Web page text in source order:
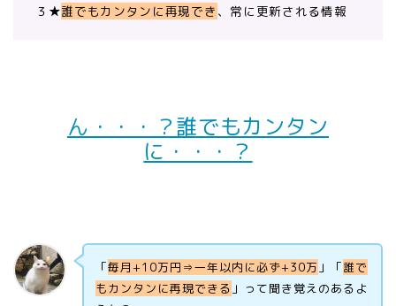
３★誰でもカンタンに再現でき 、常に更新される情報
ん・・・？誰でもカンタン
に・・・？
「毎月+10万円⇒一年以内に必ず+30万 」「誰で
もカンタンに再現できる 」って聞き覚えのあるよ